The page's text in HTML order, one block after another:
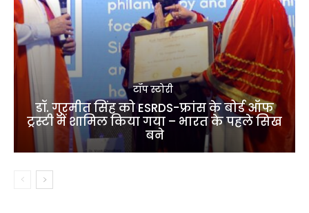
टॉप स्टोरी
डॉ. गुरमीत सिंह को ESRDS-फ्रांस के बोर्ड ऑफ
ट्रस्टी में शामिल किया गया – भारत के पहले सिख
बने